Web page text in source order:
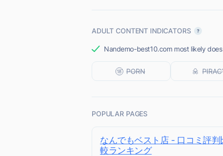
ADULT CONTENT INDICATORS
Nandemo-best10.com most likely
POPULAR PAGES
なんでもベスト店 - 口コミ評判
較ランキング